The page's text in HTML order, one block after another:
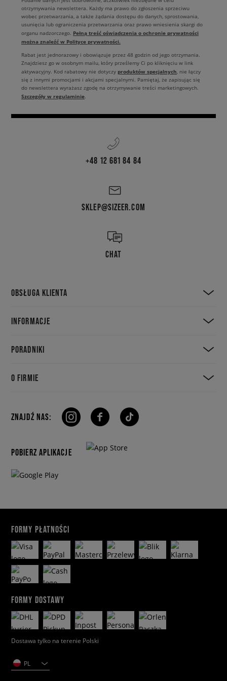
otrzymywania newslettera. Każdy ma prawo do zgłoszenia sprzeciwu
wobec przetwarzania, a także żądania dostępu do danych, sprostowania,
usunięcia lub ograniczenia przetwarzania oraz prawo wniesienia skargi do
organu nadzorczego. Pełną treść oświadczenia o ochronie prywatności
można znaleźć w Polityce prywatności.
Rabat jest jednorazowy i obowiązuje przez 48 godzin od jego otrzymania.
Znajdziesz go w osobnym mailu, który prześlemy Ci po kliknięciu w link
aktywacyjny. Kod rabatowy nie dotyczy produktów specjalnych , nie łączy
się z innymi promocjami i akcjami specjalnymi. Pamiętaj, że zapisując się
do newslettera wyrażasz zgodę na otrzymywanie treści marketingowych.
Szczegóły w regulaminie
+48 12 681 84 84
SKLEP@SIZEER.COM
CHAT
OBSŁUGA KLIENTA
INFORMACJE
PORADNIKI
O FIRMIE
ZNAJDŹ NAS:
POBIERZ APLIKACJE
FORMY PŁATNOŚCI
FORMY DOSTAWY
Dostawa tylko na terenie Polski
PL